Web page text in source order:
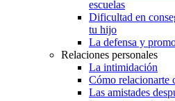
escuelas
Dificultad en
tu hijo
La defensa y
Relaciones personales
La intimidación
Cómo relacionarte
Las amistades